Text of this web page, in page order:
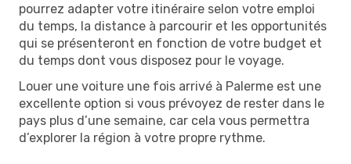
pourrez adapter votre itinéraire selon votre emploi
du temps, la distance à parcourir et les opportunités
qui se présenteront en fonction de votre budget et
du temps dont vous disposez pour le voyage.
Louer une voiture une fois arrivé à Palerme est une
excellente option si vous prévoyez de rester dans le
pays plus d’une semaine, car cela vous permettra
d’explorer la région à votre propre rythme.